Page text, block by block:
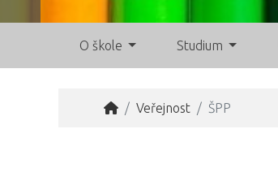
O škole Studium
Veřejnost ŠPP